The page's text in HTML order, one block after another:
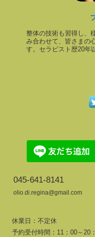
整体の技術も習得し、
み合わせて、皆さまの
す。セラピスト歴20年
045-641-8141
olio.di.regina@gmail.com
休業日：不定休
予約受付時間：11：00～20